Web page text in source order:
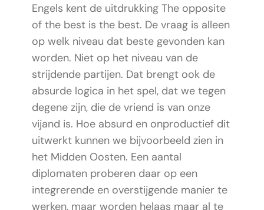
Engels kent de uitdrukking The opposite
of the best is the best. De vraag is alleen
op welk niveau dat beste gevonden kan
worden. Niet op het niveau van de
strijdende partijen. Dat brengt ook de
absurde logica in het spel, dat we tegen
degene zijn, die de vriend is van onze
vijand is. Hoe absurd en onproductief dit
uitwerkt kunnen we bijvoorbeeld zien in
het Midden Oosten. Een aantal
diplomaten proberen daar op een
integrerende en overstijgende manier te
werken, maar worden helaas maar al te